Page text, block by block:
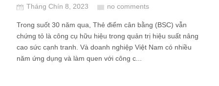
Tháng Chín 8, 2023 no comments
Trong suốt 30 năm qua, Thẻ điểm cân bằng (BSC) vẫn
chứng tỏ là công cụ hữu hiệu trong quản trị hiệu suất nâng
cao sức cạnh tranh. Và doanh nghiệp Việt Nam có nhiều
năm ứng dụng và làm quen với công c...